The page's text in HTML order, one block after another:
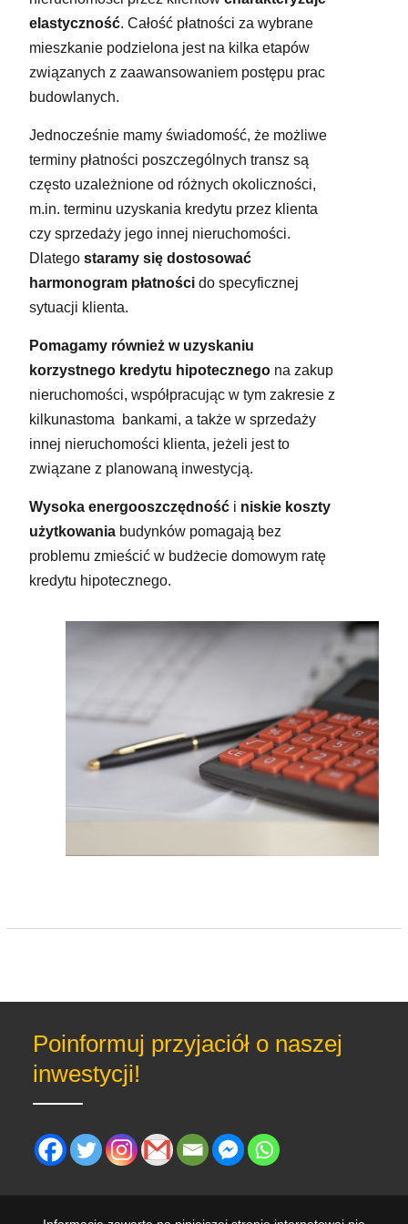
elastyczność. Całość płatności za wybrane
mieszkanie podzielona jest na kilka etapów
związanych z zaawansowaniem postępu prac
budowlanych.
Jednocześnie mamy świadomość, że możliwe
terminy płatności poszczególnych transz są
często uzależnione od różnych okoliczności,
m.in. terminu uzyskania kredytu przez klienta
czy sprzedaży jego innej nieruchomości.
Dlatego staramy się dostosować
harmonogram płatnoścido specyficznej
sytuacji klienta.
Pomagamy również w uzyskaniu
korzystnego kredytu hipotecznegona zakup
nieruchomości, współpracując w tym zakresie z
kilkunastoma bankami, a także w sprzedaży
innej nieruchomości klienta, jeżeli jest to
związane z planowaną inwestycją.
Wysoka energooszczędność i niskie koszty
użytkowaniabudynków pomagają bez
problemu zmieścić w budżecie domowym ratę
kredytu hipotecznego.
Poinformuj przyjaciół o naszej
inwestycji!